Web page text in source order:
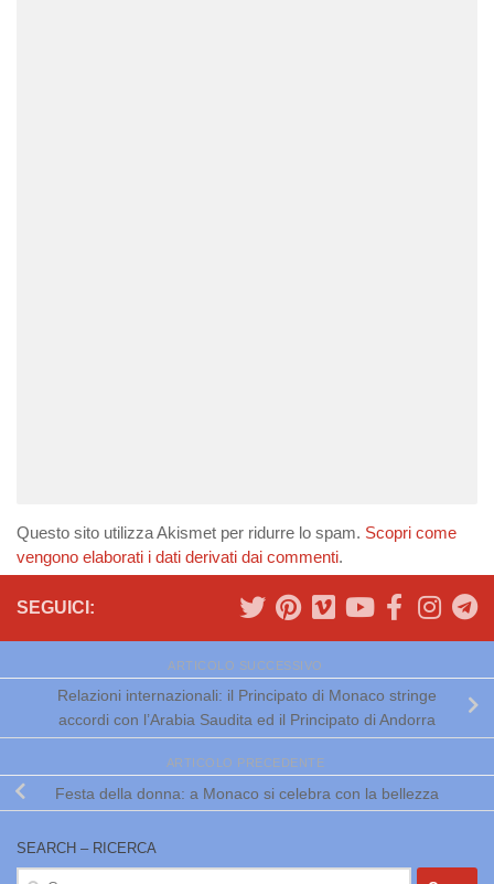
Questo sito utilizza Akismet per ridurre lo spam. Scopri come
vengono elaborati i dati derivati dai commenti.
SEGUICI:
ARTICOLO SUCCESSIVO
Relazioni internazionali: il Principato di Monaco stringe
accordi con l’Arabia Saudita ed il Principato di Andorra
ARTICOLO PRECEDENTE
Festa della donna: a Monaco si celebra con la bellezza
SEARCH – RICERCA
Ricerca